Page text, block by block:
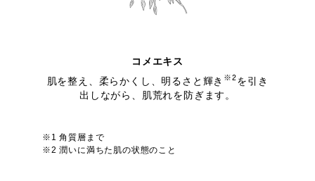
コメエキス
肌を整え、柔らかくし、明るさと輝き ※2 を引き
出しながら、肌荒れを防ぎます。
※1 角質層まで
※2 潤いに満ちた肌の状態のこと